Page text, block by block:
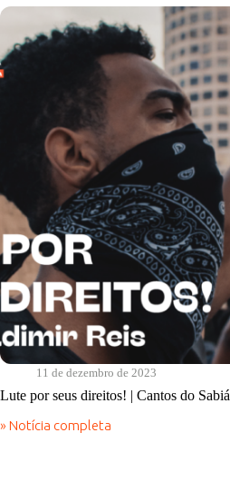
direitos
humanos
Cantos
do
11 de dezembro de 2023
Lute por seus direitos! | Cantos do Sabiá
» Notícia completa
Lute